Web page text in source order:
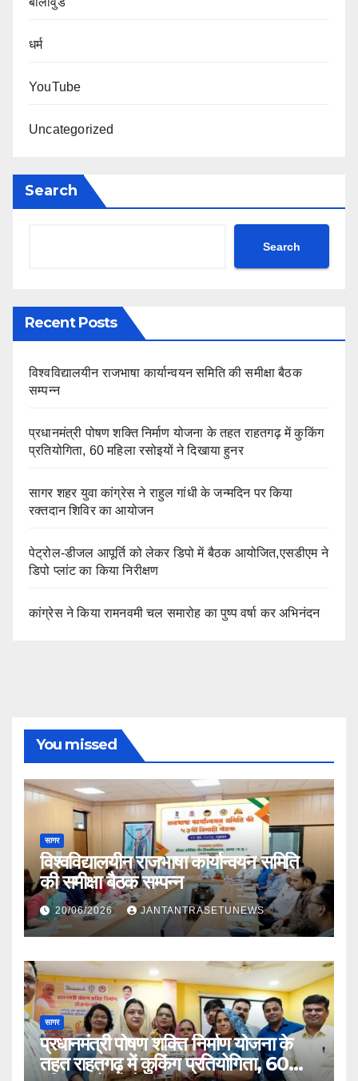
धर्म
YouTube
Uncategorized
Search
Search
Recent Posts
विश्वविद्यालयीन राजभाषा कार्यान्वयन समिति की समीक्षा बैठक
सम्पन्न
प्रधानमंत्री पोषण शक्ति निर्माण योजना के तहत राहतगढ़ में कुकिंग
प्रतियोगिता, 60 महिला रसोइयों ने दिखाया हुनर
सागर शहर युवा कांग्रेस ने राहुल गांधी के जन्मदिन पर किया
रक्तदान शिविर का आयोजन
पेट्रोल-डीजल आपूर्ति को लेकर डिपो में बैठक आयोजित,एसडीएम ने
डिपो प्लांट का किया निरीक्षण
कांग्रेस ने किया रामनवमी चल समारोह का पुष्प वर्षा कर अभिनंदन
You missed
सागर
विश्वविद्यालयीन राजभाषा कार्यान्वयन समिति
की समीक्षा बैठक सम्पन्न
20/06/2026 JANTANTRASETUNEWS
सागर
प्रधानमंत्री पोषण शक्ति निर्माण योजना के
तहत राहतगढ़ में कुकिंग प्रतियोगिता, 60